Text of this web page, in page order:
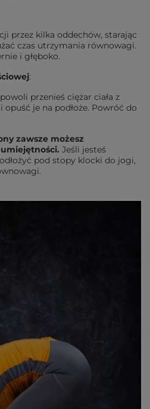
przez kilka oddechów, starając
czas utrzymania równowagi.
i głęboko.
:
przenieś ciężar ciała z
je na podłoże. Powróć do
zawsze możesz
Jeśli jesteś
pod stopy klocki do jogi,